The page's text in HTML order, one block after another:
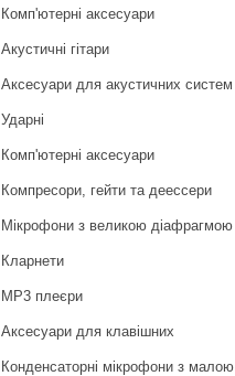
Комп'ютерні аксесуари
Акустичні гітари
Аксесуари для акустичних систем
Ударні
Комп'ютерні аксесуари
Компресори, гейти та деессери
Мікрофони з великою діафрагмою
Кларнети
MP3 плеєри
Аксесуари для клавішних
Конденсаторні мікрофони з малою